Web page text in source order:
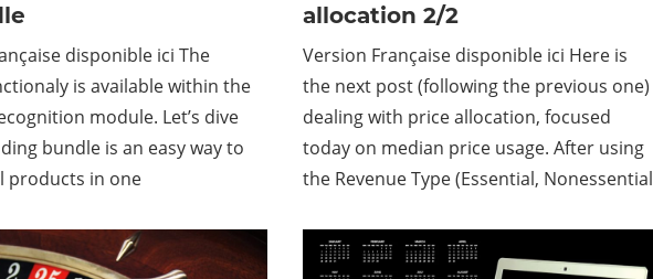
disponible ici The
is available within the
module. Let’s dive
bundle is an easy way to
products in one
allocation 2/2
Version Française disponible ici Here is
the next post (following the previous one)
dealing with price allocation, focused
today on median price usage. After using
the Revenue Type (Essential, Nonessential